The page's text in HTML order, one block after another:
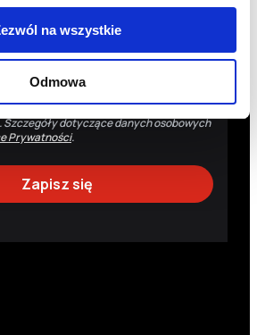
na wszystkie
Odmowa
osobowych jest Fundacja Polskie
z siedzibą w Warszawie.
w celu wysyłki informacji
Fundacji. Masz prawo do: uzyskania
ich sprostowania, usunięcia,
wobec przetwarzania, ograniczenia
przetwarzania dokonanego przed
dotyczące danych osobowych
Prywatności.